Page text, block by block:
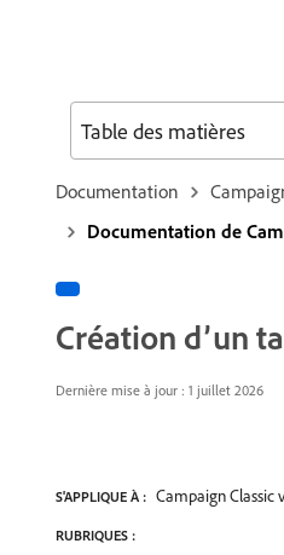
Documentation
Documentation de
Création d’un
Dernière mise à jour : 1 juillet 2026
S'APPLIQUE À : Campaign Classic
RUBRIQUES :
Table des matières